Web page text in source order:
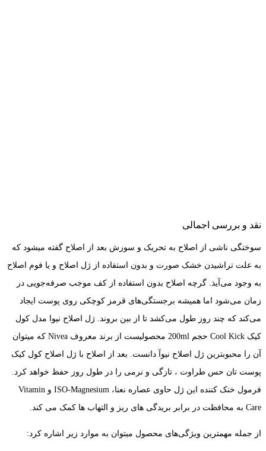
نقد و بررسی اجمالی
سوختگی ناشی از اصلاح به تحریک و سوزش بعد از اصلاح گفته می­شود که
به علت تراشیدن خشک صورت و بدون استفاده از ژل اصلاح و یا فوم اصلاح
به وجود می‌آیذ. گرچه اصلاح بدون استفاده از کف موجب صرفه­‌جویی در
زمان می‌شود اما همیشه برجستگی‌های قرمز کوچکی روی پوست ایجاد
می‌کند که چند روز طول می‌کشد تا از بین بروند. ژل اصلاح نیوا مدل کول
کیک Cool Kick حجم 200ml محصولیست از برند معروف Nivea که میتوان
آن را محبوبترین ژل اصلاح نیوآ دانست. بعد از اصلاح با ژل اصلاح کول کیک
پوست تان حس طراوت ، تازگی و نرمی را در طول روز حفظ خواهد کرد.
فرمول خنک کننده این ژل حاوی عصاره نعنا، ISO-Magnesium و Vitamin
Care به محافظت در برابر بریدگی های ریز و التهاب ها کمک می کند.
از جمله مهمترین ویژگی‌های محصول میتوان به موارد زیر اشاره کرد: